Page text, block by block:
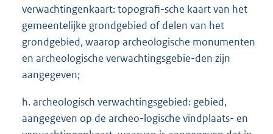
verwachtingenkaart: topografi-sche kaart van het
gemeentelijke grondgebied of delen van het
grondgebied, waarop archeologische monumenten
en archeologische verwachtingsgebie-den zijn
aangegeven;
h. archeologisch verwachtingsgebied: gebied,
aangegeven op de archeo-logische vindplaats- en